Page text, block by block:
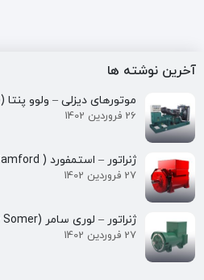
آخرین نوشته ها
موتورهای دیزلی – ولوو پنتا (Penta Volvo)
26 فروردین 1402
ژنراتور – استمفورد ( Stamford)
27 فروردین 1402
ژنراتور – لوری سامر (Leroy Somer)
27 فروردین 1402